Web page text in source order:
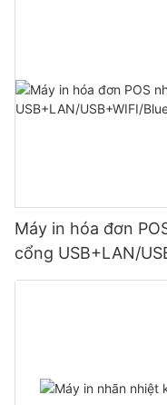
Máy in hóa đơn
cổng USB+LAN/
Màu đen